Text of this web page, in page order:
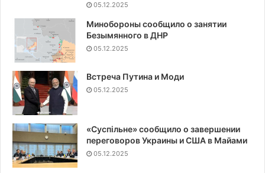
05.12.2025
Минобороны сообщило о занятии
Безымянного в ДНР
05.12.2025
Встреча Путина и Моди
05.12.2025
«Суспiльне» сообщило о завершении
переговоров Украины и США в Майами
05.12.2025